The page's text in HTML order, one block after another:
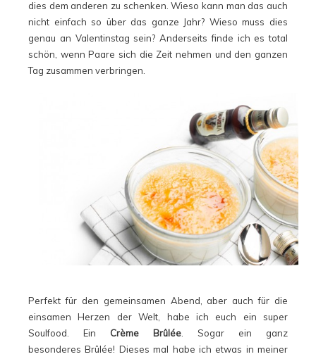
dies dem anderen zu schenken. Wieso kann man das auch
nicht einfach so über das ganze Jahr? Wieso muss dies
genau an Valentinstag sein? Anderseits finde ich es total
schön, wenn Paare sich die Zeit nehmen und den ganzen
Tag zusammen verbringen.
Perfekt für den gemeinsamen Abend, aber auch für die
einsamen Herzen der Welt, habe ich euch ein super
Soulfood. Ein Crème Brûlée . Sogar ein ganz
besonderes Brûlée! Dieses mal habe ich etwas in meiner